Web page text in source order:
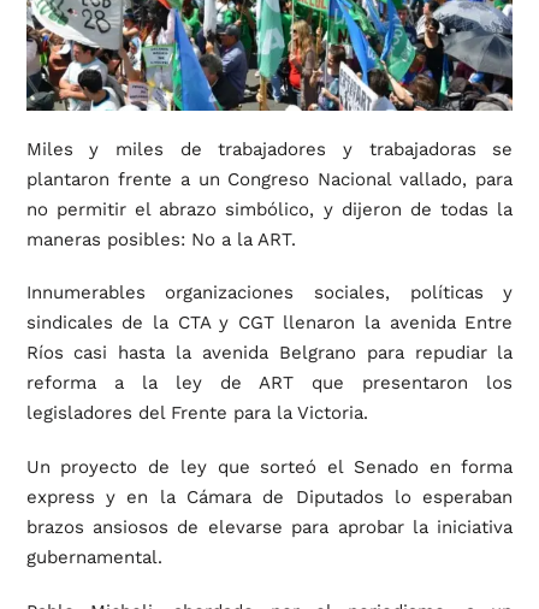
Miles y miles de trabajadores y trabajadoras se
plantaron frente a un Congreso Nacional vallado, para
no permitir el abrazo simbólico, y dijeron de todas la
maneras posibles: No a la ART.
Innumerables organizaciones sociales, políticas y
sindicales de la CTA y CGT llenaron la avenida Entre
Ríos casi hasta la avenida Belgrano para repudiar la
reforma a la ley de ART que presentaron los
legisladores del Frente para la Victoria.
Un proyecto de ley que sorteó el Senado en forma
express y en la Cámara de Diputados lo esperaban
brazos ansiosos de elevarse para aprobar la iniciativa
gubernamental.